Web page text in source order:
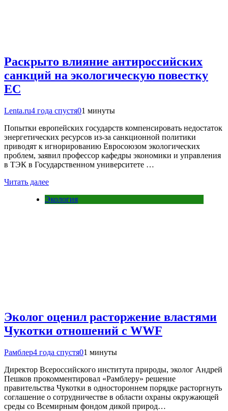
Раскрыто влияние антироссийских
санкций на экологическую повестку
ЕС
Lenta.ru4 года спустя01 минуты
Попытки европейских государств компенсировать недостаток
энергетических ресурсов из-за санкционной политики
приводят к игнорированию Евросоюзом экологических
проблем, заявил профессор кафедры экономики и управления
в ТЭК в Государственном университете …
Читать далее
Экология
Эколог оценил расторжение властями
Чукотки отношений с WWF
Рамблер4 года спустя01 минуты
Директор Всероссийского института природы, эколог Андрей
Пешков прокомментировал «Рамблеру» решение
правительства Чукотки в одностороннем порядке расторгнуть
соглашение о сотрудничестве в области охраны окружающей
среды со Всемирным фондом дикой природ…